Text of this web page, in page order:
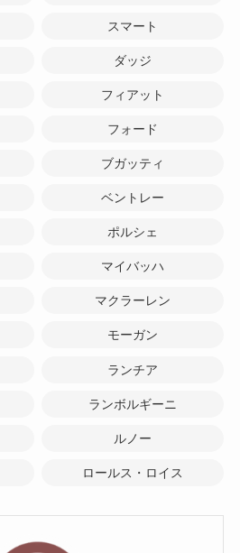
スマート
ダッジ
フィアット
フォード
ブガッティ
ベントレー
ポルシェ
マイバッハ
マクラーレン
モーガン
ランチア
ランボルギーニ
ルノー
ロールス・ロイス